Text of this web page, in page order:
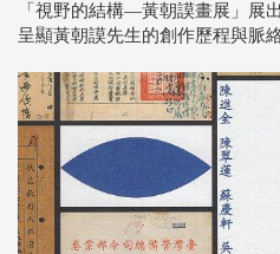
「視野的結構—黃朝謨畫展」展
呈顯黃朝謨先生的創作歷程與脈絡